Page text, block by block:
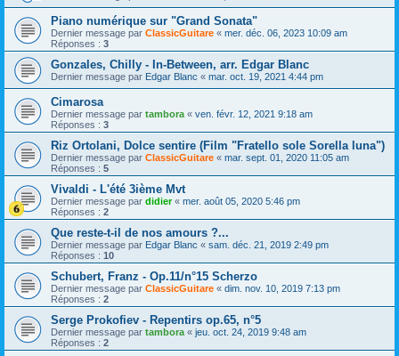
Piano numérique sur "Grand Sonata"
Dernier message par ClassicGuitare « mer. déc. 06, 2023 10:09 am
Réponses : 3
Gonzales, Chilly - In-Between, arr. Edgar Blanc
Dernier message par Edgar Blanc « mar. oct. 19, 2021 4:44 pm
Cimarosa
Dernier message par tambora « ven. févr. 12, 2021 9:18 am
Réponses : 3
Riz Ortolani, Dolce sentire (Film "Fratello sole Sorella luna")
Dernier message par ClassicGuitare « mar. sept. 01, 2020 11:05 am
Réponses : 5
Vivaldi - L'été 3ième Mvt
Dernier message par didier« mer. août 05, 2020 5:46 pm
Réponses : 2
Que reste-t-il de nos amours ?...
Dernier message par Edgar Blanc « sam. déc. 21, 2019 2:49 pm
Réponses : 10
Schubert, Franz - Op.11/n°15 Scherzo
Dernier message par ClassicGuitare « dim. nov. 10, 2019 7:13 pm
Réponses : 2
Serge Prokofiev - Repentirs op.65, n°5
Dernier message par tambora « jeu. oct. 24, 2019 9:48 am
Réponses : 2